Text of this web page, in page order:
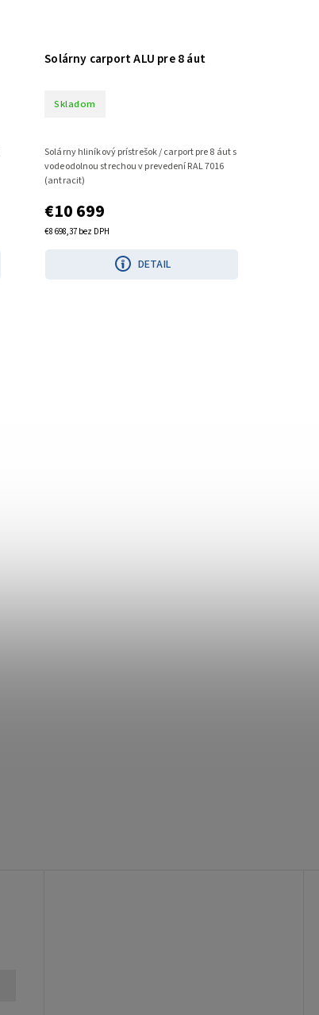
Solárny carport ALU pre 8 áut
Skladom
€8 698,37 bez DPH
€10 699
DETAIL
Solárny hliníkový prístrešok / carport pre 8 áut s
vodeodolnou strechou v prevedení RAL 7016
(antracit)